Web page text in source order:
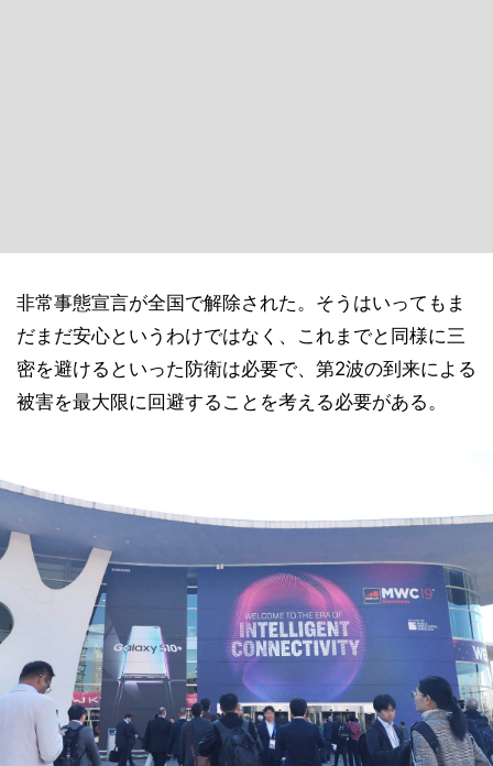
非常事態宣言が全国で解除された。そうはいってもま
だまだ安心というわけではなく、これまでと同様に三
密を避けるといった防衛は必要で、第2波の到来による
被害を最大限に回避することを考える必要がある。